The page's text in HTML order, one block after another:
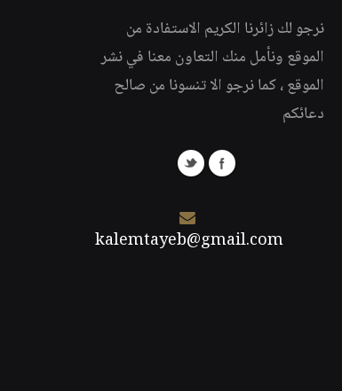
نرجو لك زائرنا الكريم الاستفادة من
الموقع ونأمل منك التعاون معنا في نشر
الموقع ، كما نرجو الا تنسونا من صالح
دعائكم
kalemtayeb@gmail.com